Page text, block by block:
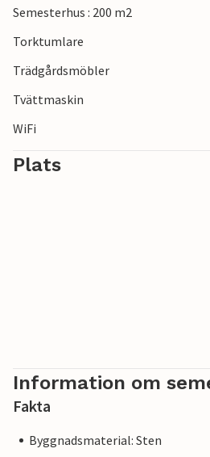
Semesterhus : 200 m2
Torktumlare
Trädgårdsmöbler
Tvättmaskin
WiFi
Plats
Information om
Fakta
Byggnadsmaterial: Sten